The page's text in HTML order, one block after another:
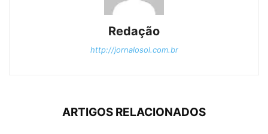
Redação
http://jornalosol.com.br
ARTIGOS RELACIONADOS